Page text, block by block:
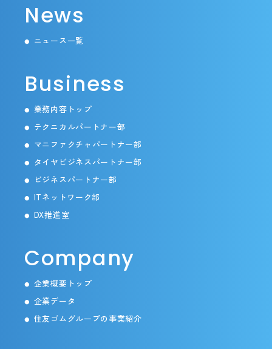
News
● ニュース一覧
Business
● 業務内容トップ
● テクニカルパートナー部
● マニファクチャパートナー部
● タイヤビジネスパートナー部
● ビジネスパートナー部
● ITネットワーク部
● DX推進室
Company
● 企業概要トップ
● 企業データ
● 住友ゴムグループの事業紹介